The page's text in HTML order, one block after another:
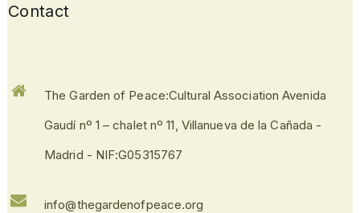
Contact
The Garden of Peace:Cultural Association Avenida
Gaudí nº 1 – chalet nº 11, Villanueva de la Cañada -
Madrid - NIF:G05315767
info@thegardenofpeace.org